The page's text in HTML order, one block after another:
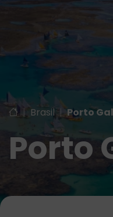
| Brasil Porto
Porto